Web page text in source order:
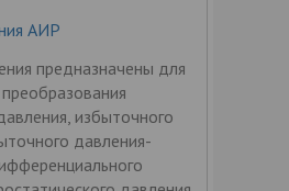
АИР
предназначены для
избыточного
давления-